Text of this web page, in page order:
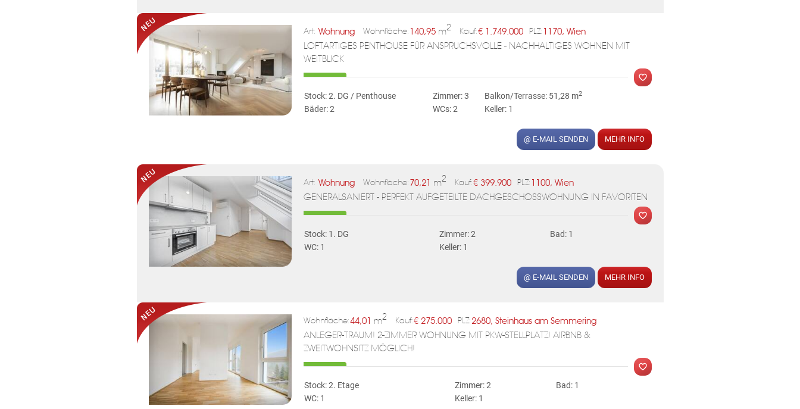
Art: Wohnung Wohnfläche: 140,95 m2 Kauf:€ 1.749.000 PLZ: 1170, Wien
LOFTARTIGES PENTHOUSE FÜR ANSPRUCHSVOLLE - NACHHALTIGES WOHNEN MIT
WEITBLICK
Stock: 2. DG / Penthouse Zimmer: 3 Balkon/Terrasse: 51,28 m2
Bäder: 2 WCs: 2 Keller: 1
@ E-MAIL SENDEN MEHR INFO
Art: Wohnung Wohnfläche:70,21 m2 Kauf:€ 399.900 PLZ: 1100, Wien
GENERALSANIERT - PERFEKT AUFGETEILTE DACHGESCHOSSWOHNUNG IN FAVORITEN
Stock: 1. DG Zimmer: 2
Bad: 1
WC: 1
Keller: 1
@ E-MAIL SENDEN MEHR INFO
Wohnfläche:44,01 m2 Kauf:€ 275.000 PLZ:2680, Steinhaus am Semmering
ANLEGER-TRAUM! 2-ZIMMER WOHNUNG MIT PKW-STELLPLATZ! AIRBNB &
ZWEITWOHNSITZ MÖGLICH!
Stock: 2. Etage Zimmer: 2
Bad: 1
WC: 1
Keller: 1